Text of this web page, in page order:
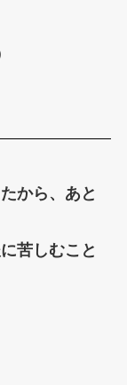
から、あと
苦しむこと